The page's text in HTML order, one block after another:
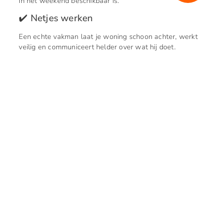
✔️ Netjes werken
Een echte vakman laat je woning schoon achter, werkt
veilig en communiceert helder over wat hij doet.